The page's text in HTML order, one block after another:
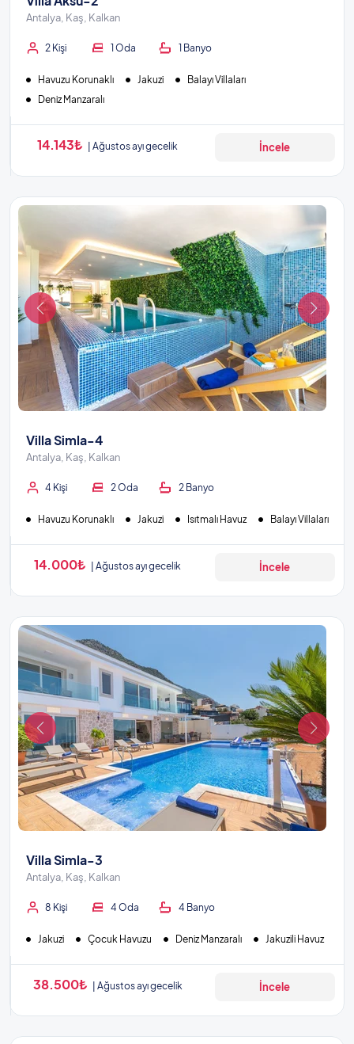
Antalya, Kaş, Kalkan
2 Kişi 1 Oda 1 Banyo
Havuzu Korunaklı Jakuzi
Balayı Villaları
Deniz Manzaralı
14.143₺ Ağustos ayı gecelik İncele
Villa Simla-4
Antalya, Kaş, Kalkan
4 Kişi 2 Oda 2 Banyo
Havuzu Korunaklı Jakuzi Isıtmalı Havuz Balayı Villaları
14.000₺ Ağustos ayı gecelik İncele
Villa Simla-3
Antalya, Kaş, Kalkan
8 Kişi 4 Oda 4 Banyo
Jakuzi Çocuk Havuzu Deniz Manzaralı Jakuzili Havuz
38.500₺ Ağustos ayı gecelik İncele